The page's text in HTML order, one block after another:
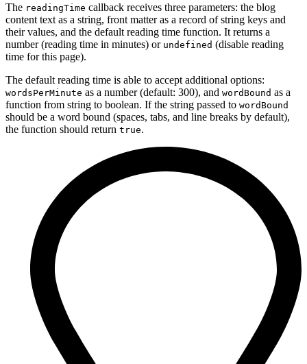
The readingTime callback receives three parameters: the blog
content text as a string, front matter as a record of string keys and
their values, and the default reading time function. It returns a
number (reading time in minutes) or undefined (disable reading
time for this page).
The default reading time is able to accept additional options:
wordsPerMinute as a number (default: 300), and wordBound as a
function from string to boolean. If the string passed to wordBound
should be a word bound (spaces, tabs, and line breaks by default),
the function should return true.